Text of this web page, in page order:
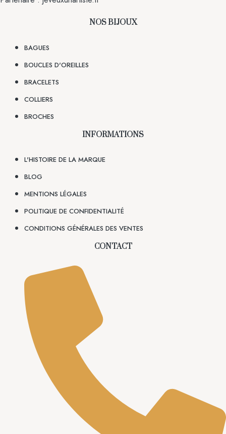
NOS BIJOUX
BAGUES
BOUCLES D'OREILLES
BRACELETS
COLLIERS
BROCHES
INFORMATIONS
L'HISTOIRE DE LA MARQUE
BLOG
MENTIONS LÉGALES
POLITIQUE DE CONFIDENTIALITÉ
CONDITIONS GÉNÉRALES DES VENTES
CONTACT